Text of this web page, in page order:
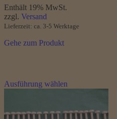
Enthält 19% MwSt.
zzgl. Versand
Lieferzeit: ca. 3-5 Werktage
Gehe zum Produkt
Ausführung wählenProdukt
Varianten